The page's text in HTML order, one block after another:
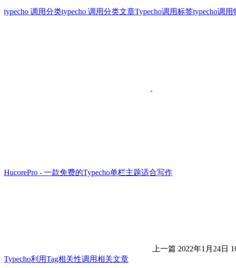
typecho 调用分类typecho 调用分类文章Typecho调用标签typecho调
HucorePro - 一款免费的Typecho单栏主题适合写作
上一篇 2022年1月24日
Typecho利用Tag相关性调用相关文章